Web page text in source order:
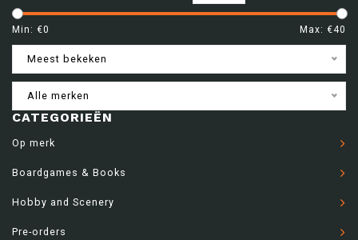
Min: €0 Max: €40
Meest bekeken
Alle merken
CATEGORIEËN
Op merk
Boardgames & Books
Hobby and Scenery
Pre-orders